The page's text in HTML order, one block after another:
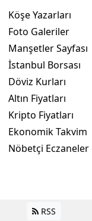
Köşe Yazarları
Foto Galeriler
Manşetler Sayfası
İstanbul Borsası
Döviz Kurları
Altın Fiyatları
Kripto Fiyatları
Ekonomik Takvim
Nöbetçi Eczaneler
RSS